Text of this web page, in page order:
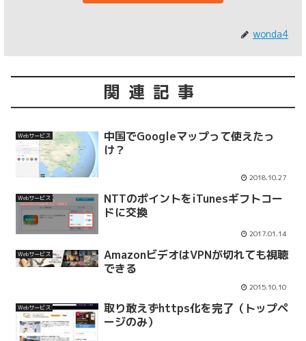
wonda4
関連記事
Webサービス
中国でGoogleマップって使えたっ
け？
2018.10.27
Webサービス
NTTのポイントをiTunesギフトコー
ドに交換
2017.01.14
Webサービス
AmazonビデオはVPNが切れても視聴
できる
2015.10.10
Webサービス
取り敢えずhttps化を完了（トップペ
ージのみ）